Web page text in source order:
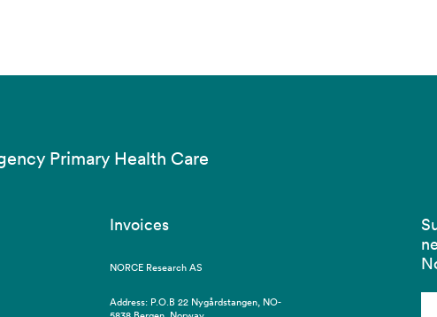
Primary Health Care
Invoices
NORCE Research AS
Address: P.O.B 22 Nygårdstangen, NO-